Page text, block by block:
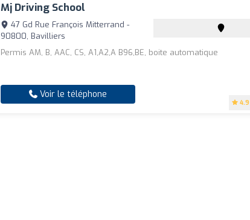
Mj Driving School
4.9
47 Gd Rue François Mitterrand -
90800, Bavilliers
Permis AM, B, AAC, CS, A1,A2,A B96,BE, boite automatique
Voir le téléphone